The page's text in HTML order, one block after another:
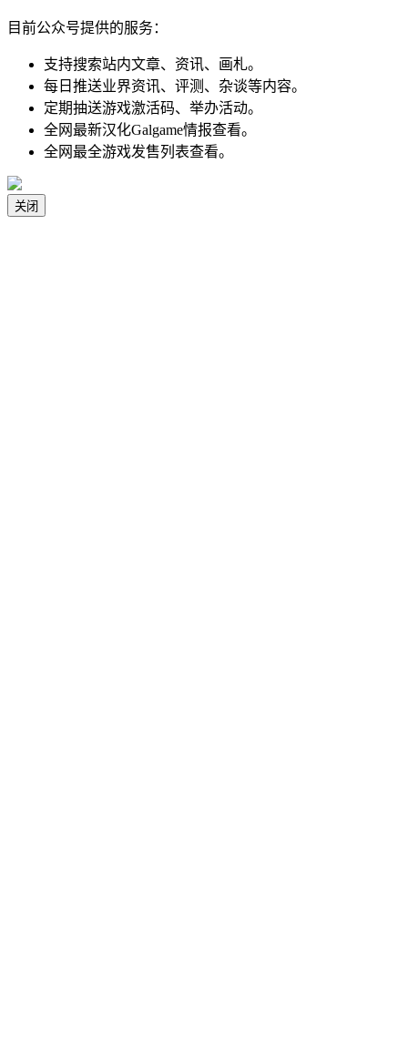
目前公众号提供的服务：
支持搜索站内文章、资讯、画札。
每日推送业界资讯、评测、杂谈等内容。
定期抽送游戏激活码、举办活动。
全网最新汉化Galgame情报查看。
全网最全游戏发售列表查看。
关闭